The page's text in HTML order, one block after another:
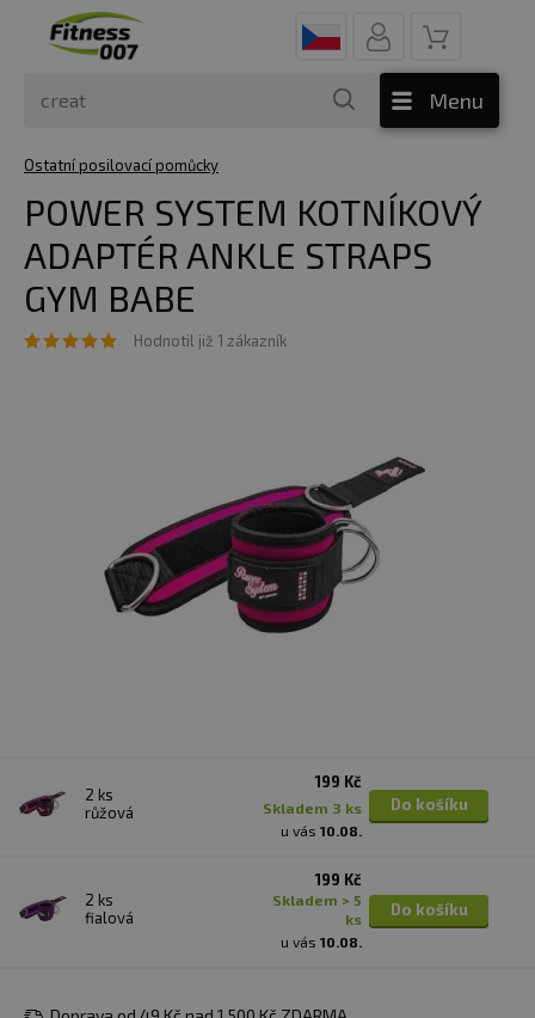
Menu
Ostatní posilovací pomůcky
POWER SYSTEM KOTNÍKOVÝ
ADAPTÉR ANKLE STRAPS
GYM BABE
Hodnotil již 1 zákazník
2 ks
růžová
199 Kč
skladem 3 ks
u vás 10.08.
Do košíku
2 ks
fialová
199 Kč
skladem > 5
ks
u vás 10.08.
Do košíku